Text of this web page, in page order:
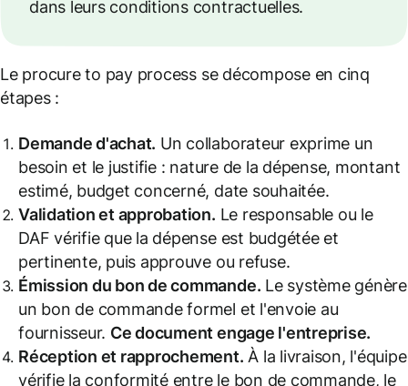
dans leurs conditions contractuelles.
Le procure to pay process se décompose en cinq
étapes :
Demande d'achat. Un collaborateur exprime un
besoin et le justifie : nature de la dépense, montant
estimé, budget concerné, date souhaitée.
Validation et approbation. Le responsable ou le
DAF vérifie que la dépense est budgétée et
pertinente, puis approuve ou refuse.
Émission du bon de commande. Le système génère
un bon de commande formel et l'envoie au
fournisseur. Ce document engage l'entreprise.
Réception et rapprochement. À la livraison, l'équipe
vérifie la conformité entre le bon de commande, le